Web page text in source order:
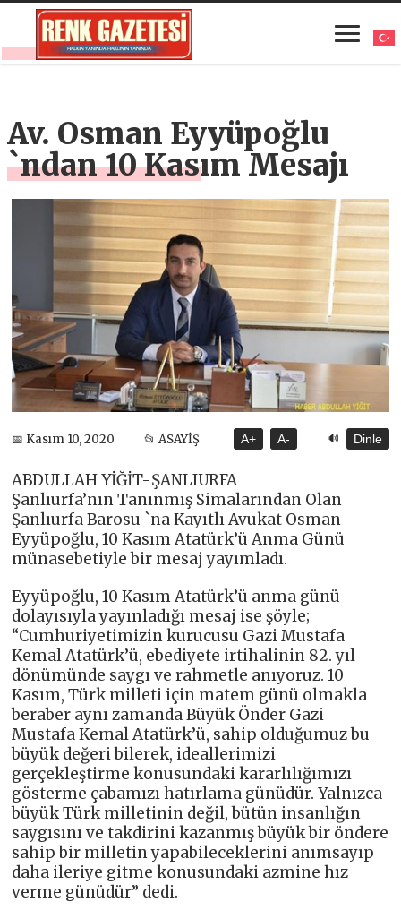
Av. Osman Eyyüpoğlu
`ndan 10 Kasım Mesajı
📅 Kasım 10, 2020 📂 ASAYİŞ A+ A- 🔊 Dinle
ABDULLAH YİĞİT-ŞANLIURFA
Şanlıurfa’nın Tanınmış Simalarından Olan
Şanlıurfa Barosu `na Kayıtlı Avukat Osman
Eyyüpoğlu, 10 Kasım Atatürk’ü Anma Günü
münasebetiyle bir mesaj yayımladı.
Eyyüpoğlu, 10 Kasım Atatürk’ü anma günü
dolayısıyla yayınladığı mesaj ise şöyle;
“Cumhuriyetimizin kurucusu Gazi Mustafa
Kemal Atatürk’ü, ebediyete irtihalinin 82. yıl
dönümünde saygı ve rahmetle anıyoruz. 10
Kasım, Türk milleti için matem günü olmakla
beraber aynı zamanda Büyük Önder Gazi
Mustafa Kemal Atatürk’ü, sahip olduğumuz bu
büyük değeri bilerek, ideallerimizi
gerçekleştirme konusundaki kararlılığımızı
gösterme çabamızı hatırlama günüdür. Yalnızca
büyük Türk milletinin değil, bütün insanlığın
saygısını ve takdirini kazanmış büyük bir öndere
sahip bir milletin yapabileceklerini anımsayıp
daha ileriye gitme konusundaki azmine hız
verme günüdür” dedi.